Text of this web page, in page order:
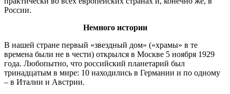
России.
Немного истории
В нашей стране первый «звездный дом» («храмы» в те
времена были не в чести) открылся в Москве 5 ноября 1929
года. Любопытно, что российский планетарий был
тринадцатым в мире: 10 находились в Германии и по одному
– в Италии и Австрии.